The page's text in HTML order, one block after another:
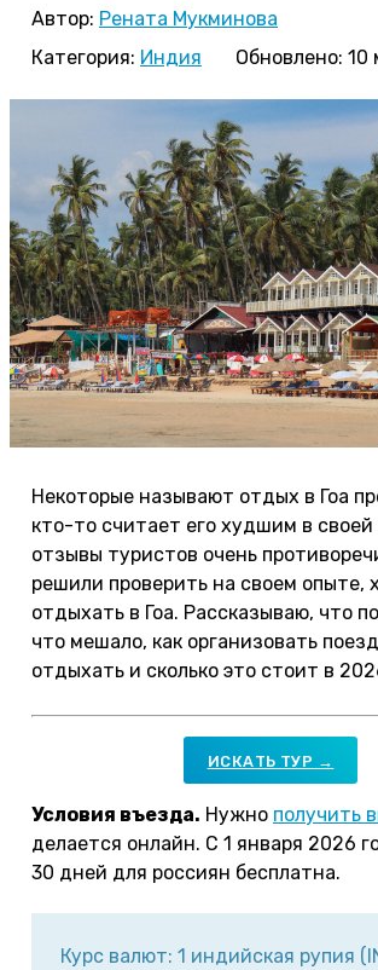
Автор: Рената Мукминова
Категория: Индия Обновлено: 10
Некоторые называют отдых в Гоа
кто-то считает его худшим в
отзывы туристов очень
решили проверить на своем опыте,
отдыхать в Гоа. Рассказываю, что
что мешало, как организовать
отдыхать и сколько это стоит в
ИСКАТЬ ТУР →
Условия въезда. Нужно получить
делается онлайн. С 1 января 2026
30 дней для россиян бесплатна.
Курс валют: 1 индийская рупия